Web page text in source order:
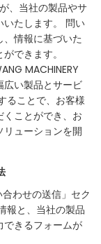
、当社の製品やサ
いたします。 問い
情報に基づいた
できます。
MACHINERY
広い製品とサービ
ることで、お客様
ことができ、お
ューションを開
わせの送信」セク
報と、当社の製品
できるフォームが